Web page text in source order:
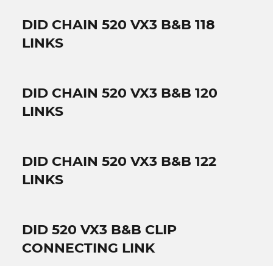
DID CHAIN 520 VX3 B&B 118
LINKS
DID CHAIN 520 VX3 B&B 120
LINKS
DID CHAIN 520 VX3 B&B 122
LINKS
DID 520 VX3 B&B CLIP
CONNECTING LINK